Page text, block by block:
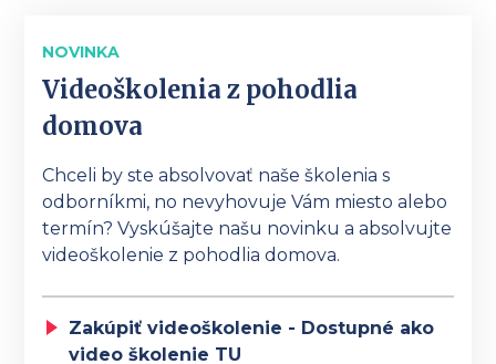
NOVINKA
Videoškolenia z pohodlia
domova
Chceli by ste absolvovať naše školenia s
odborníkmi, no nevyhovuje Vám miesto alebo
termín? Vyskúšajte našu novinku a absolvujte
videoškolenie z pohodlia domova.
Zakúpiť videoškolenie - Dostupné ako
video školenie TU